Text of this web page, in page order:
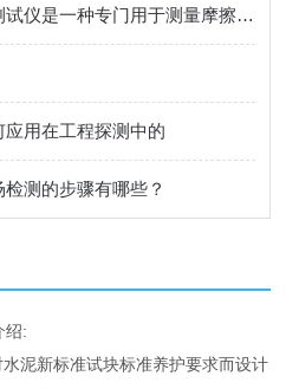
连续式横向力摩擦系数测试仪是一种专门用于测量摩擦系数的仪器
用在工程探测中的
测的步骤有哪些？
绍:
泥新标准试块标准养护要求而设计